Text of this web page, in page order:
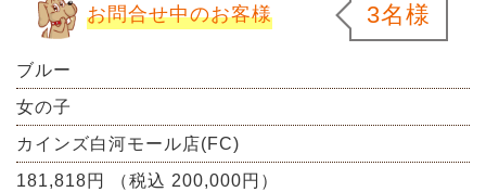
お問合せ中のお客様 3名様
ブルー
女の子
カインズ白河モール店(FC)
181,818円 （税込 200,000円）